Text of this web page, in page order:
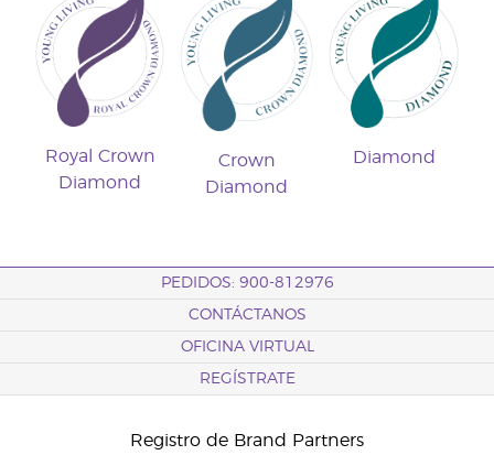
Royal Crown
Diamond
Crown
Diamond
Diamond
PEDIDOS: 900-812976
CONTÁCTANOS
OFICINA VIRTUAL
REGÍSTRATE
Registro de Brand Partners